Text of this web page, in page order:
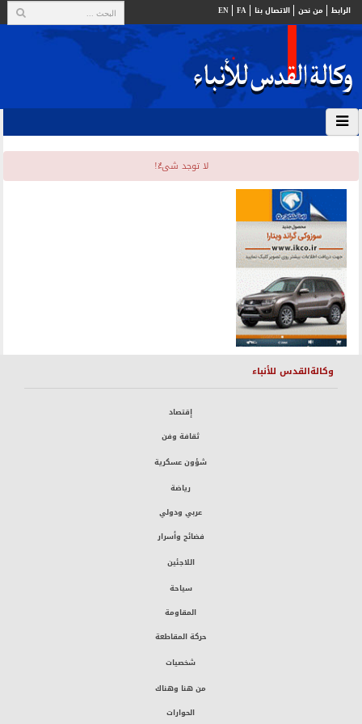
الرابط من نحن الاتصال بنا FA
EN
لا توجد شیءٌ!
وكالةالقدس للأنباء
إقتصاد
ثقافة وفن
شؤون عسكرية
رياضة
عربي ودولي
فضائح وأسرار
اللاجئين
سياحة
المقاومة
حركة المقاطعة
شخصيات
من هنا وهناك
الحوارات